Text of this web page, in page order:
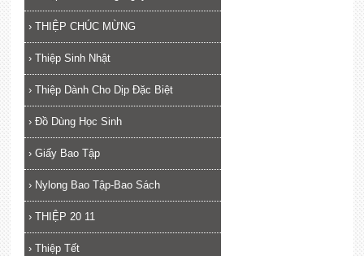
› THIỆP CHÚC MỪNG
› Thiệp Sinh Nhật
› Thiệp Dành Cho Dịp Đặc Biệt
› Đồ Dùng Học Sinh
› Giấy Bao Tập
› Nylong Bao Tập-Bao Sách
› THIỆP 20 11
› Thiệp Tết